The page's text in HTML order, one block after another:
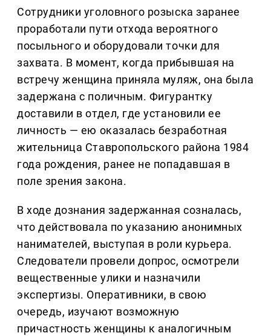
Сотрудники уголовного розыска заранее
проработали пути отхода вероятного
посыльного и оборудовали точки для
захвата. В момент, когда прибывшая на
встречу женщина приняла муляж, она была
задержана с поличным. Фигурантку
доставили в отдел, где установили ее
личность — ею оказалась безработная
жительница Ставропольского района 1984
года рождения, ранее не попадавшая в
поле зрения закона.
В ходе дознания задержанная созналась,
что действовала по указанию анонимных
нанимателей, выступая в роли курьера.
Следователи провели допрос, осмотрели
вещественные улики и назначили
экспертизы. Оперативники, в свою
очередь, изучают возможную
причастность женщины к аналогичным